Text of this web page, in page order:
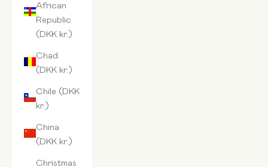
African
Republic
(DKK kr.)
Chad
(DKK kr.)
Chile (DKK
kr.)
China
(DKK kr.)
Christmas